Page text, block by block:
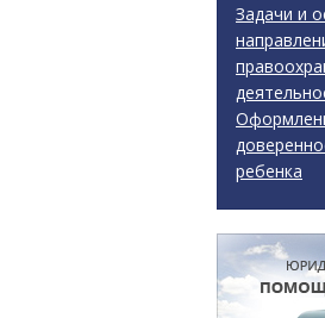
Задачи и
ребенка